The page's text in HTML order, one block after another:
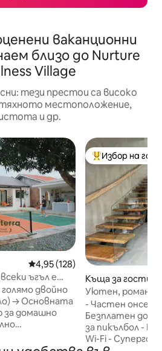
ваканционни
близо до Nurture
Village
тези престои са високо
местоположение,
и др.
Средна оценка: 4,95 от 5,
4,95 (128)
ъгъл е
двойно
→ Основната
за домашно
Най-популярен
Избор на
Къща за гости –
Уютен,
онсен)
- Частен онсен/
Безплатен
за пикълбол -
Wi-Fi -